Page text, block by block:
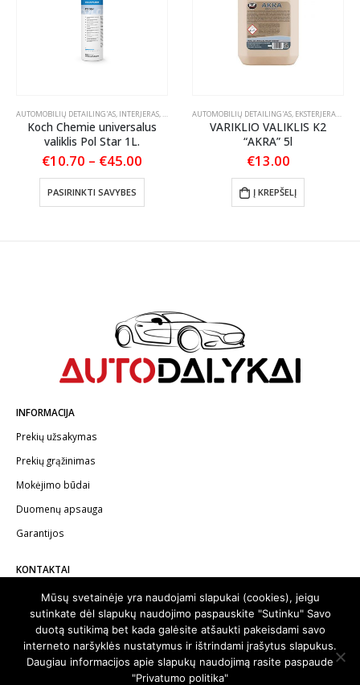
AUTOMOBILIŲ DETAILING'AS, INTERJERAS, ODOS PRIEŽIŪRA,TEKSTILĖS PRIEŽIŪRA
Koch Chemie universalus
valiklis Pol Star 1L.
€10.70 – €45.00
€45.00
PASIRINKTI SAVYBES
This product has multiple variants. The options may be chosen on the product page
AUTOMOBILIŲ DETAILING'AS, EKSTERJERAS ,
VARIKLIO VALIKLIS K2
“AKRA” 5l
€13.00
Į KREPŠELĮ
INFORMACIJA
Prekių užsakymas
Prekių grąžinimas
Mokėjimo būdai
Duomenų apsauga
Garantijos
KONTAKTAI
Telefonas:+370 602 62622
El.paštas: info@autodalykai.lt
Mūsų svetainėje yra naudojami slapukai (cookies), jeigu
sutinkate dėl slapukų naudojimo paspauskite "Sutinku" Savo
duotą sutikimą bet kada galėsite atšaukti pakeisdami savo
interneto naršyklės nustatymus ir ištrindami įrašytus slapukus.
Daugiau informacijos apie slapukų naudojimą rasite paspaude
"Privatumo politika"